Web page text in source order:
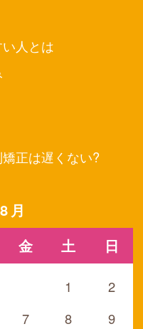
人とは
正は遅くない?
月
金 土 日
1
2
7 8
9